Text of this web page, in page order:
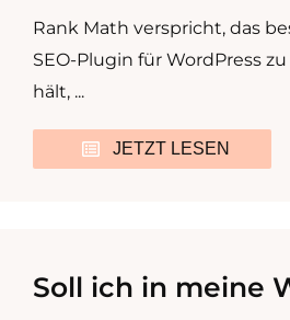
Rank Math verspricht, das
SEO-Plugin für WordPress
hält, ...
JETZT LESEN
Soll ich in meine